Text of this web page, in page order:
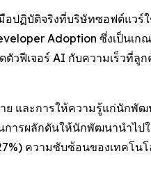
อปฏิบัติจริงที่บริษัทซอฟต์แว
Adoption ซึ่งเป็นเก
ฟีเจอร์ AI กับความเร็วที่ลู
ย และการให้ความรู้แก่นักพั
ารผลักดันให้นักพัฒนานำไป
ความซับซ้อนของเทคโนโ